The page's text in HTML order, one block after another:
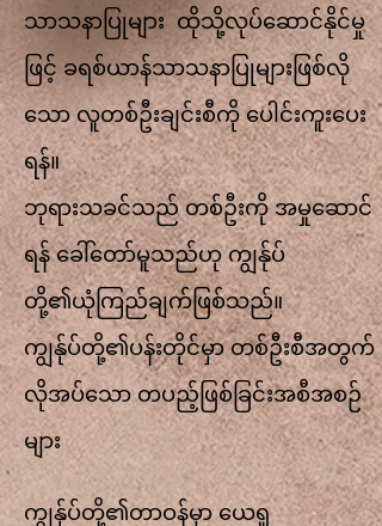
သာသနာပြုများ ထိုသို့လုပ်ဆောင်နိုင်မှု
ဖြင့် ခရစ်ယာန်သာသနာပြုများဖြစ်လို
သော လူတစ်ဦးချင်းစီကို ပေါင်းကူးပေး
ရန်။
ဘုရားသခင်သည် တစ်ဦးကို အမှုဆောင်
ရန် ခေါ်တော်မူသည်ဟု ကျွန်ုပ်
တို့၏ယုံကြည်ချက်ဖြစ်သည်။
ကျွန်ုပ်တို့၏ပန်းတိုင်မှာ တစ်ဦးစီအတွက်
လိုအပ်သော တပည့်ဖြစ်ခြင်းအစီအစဉ်
များ
ကျွန်ုပ်တို့၏တာဝန်မှာ ယေရှု